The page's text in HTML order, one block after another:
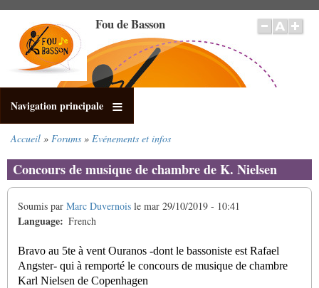
contenu
principal
Fou de Basson
Navigation principale
d'Ariane
Accueil Forums Evénements et infos
Concours de musique de chambre de K. Nielsen
Soumis par Marc Duvernois le mar 29/10/2019 - 10:41
Language French
Bravo au 5te à vent Ouranos -dont le bassoniste est Rafael
Angster- qui à remporté le concours de musique de chambre
Karl Nielsen de Copenhagen